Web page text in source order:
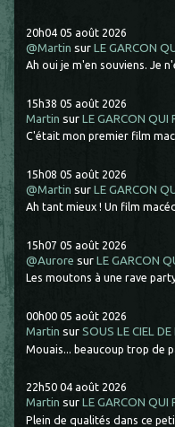
20h04 05 août 2026
@Martin surLE GARCON
Ah oui je m'en souviens. Je
15h38 05 août 2026
Martin surLE GARCON QUI
C'était mon premier film
15h08 05 août 2026
@Martin surLE GARCON
Ah tant mieux ! Un film
15h07 05 août 2026
@Aurore surLE GARCON
Les moutons à une rave
00h00 05 août 2026
Martin surSOUS LE CIEL
Mouais... beaucoup trop de
22h50 04 août 2026
Martin surLE GARCON QUI
Plein de qualités dans ce